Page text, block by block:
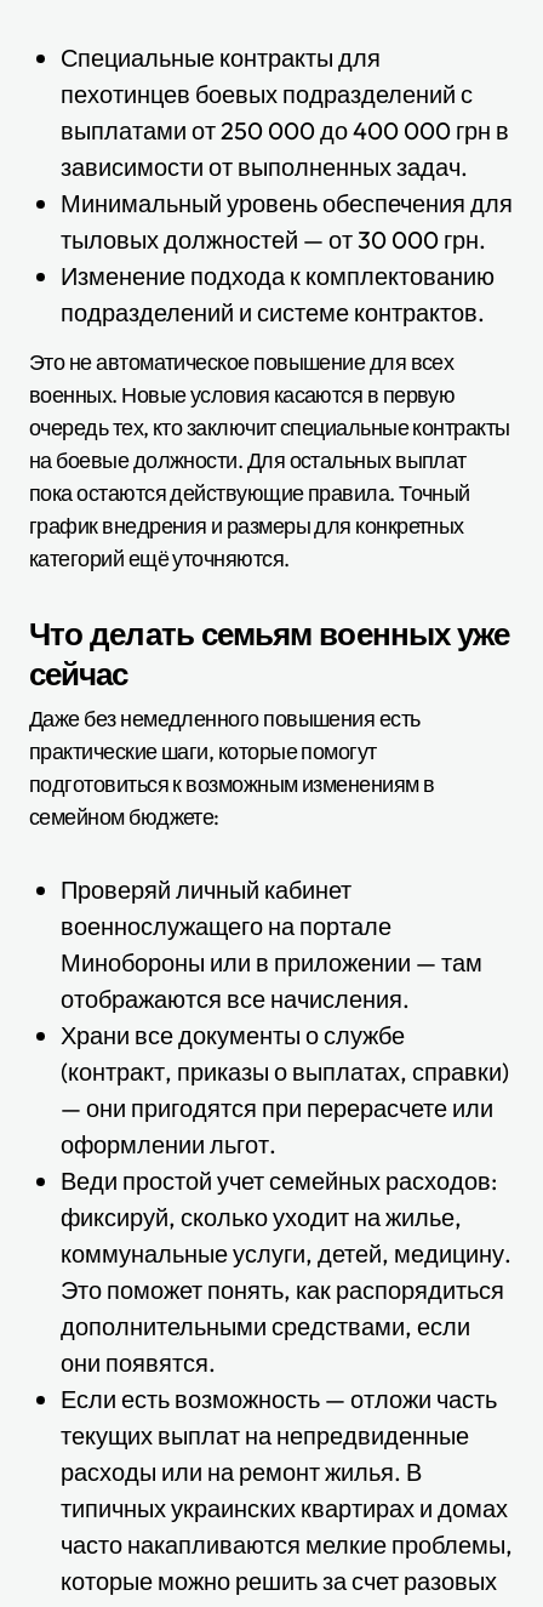
Специальные контракты для
пехотинцев боевых подразделений с
выплатами от 250 000 до 400 000 грн в
зависимости от выполненных задач.
Минимальный уровень обеспечения для
тыловых должностей — от 30 000 грн.
Изменение подхода к комплектованию
подразделений и системе контрактов.
Это не автоматическое повышение для всех
военных. Новые условия касаются в первую
очередь тех, кто заключит специальные контракты
на боевые должности. Для остальных выплат
пока остаются действующие правила. Точный
график внедрения и размеры для конкретных
категорий ещё уточняются.
Что делать семьям военных уже
сейчас
Даже без немедленного повышения есть
практические шаги, которые помогут
подготовиться к возможным изменениям в
семейном бюджете:
Проверяй личный кабинет
военнослужащего на портале
Минобороны или в приложении — там
отображаются все начисления.
Храни все документы о службе
(контракт, приказы о выплатах, справки)
— они пригодятся при перерасчете или
оформлении льгот.
Веди простой учет семейных расходов:
фиксируй, сколько уходит на жилье,
коммунальные услуги, детей, медицину.
Это поможет понять, как распорядиться
дополнительными средствами, если
они появятся.
Если есть возможность — отложи часть
текущих выплат на непредвиденные
расходы или на ремонт жилья. В
типичных украинских квартирах и домах
часто накапливаются мелкие проблемы,
которые можно решить за счет разовых